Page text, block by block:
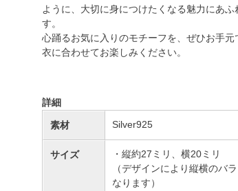
ように、大切に身につけたくなる魅力にあふ
す。
心踊るお気に入りのモチーフを、ぜひお手元
衣に合わせてお楽しみください。
詳細
素材 Silver925
サイズ
・縦約27ミリ、横20ミリ
（デザインにより縦横のバ
なります）